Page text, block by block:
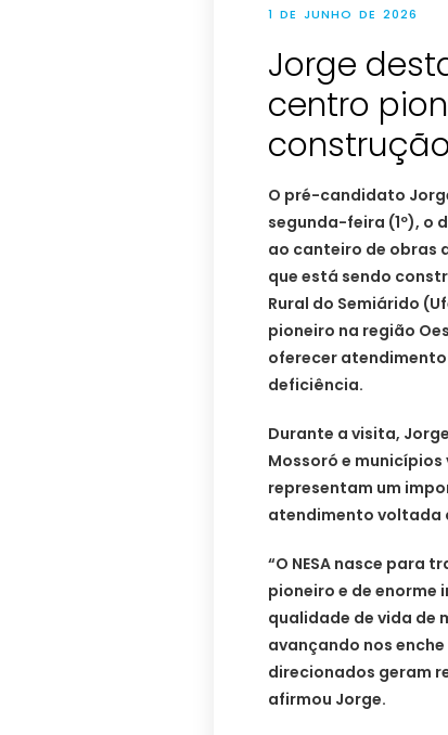
1 DE JUNHO DE 2026
Jorge
centro
O pré-candidato
segunda-feira (1º), o
ao canteiro de obras
que está sendo
Rural do Semiárido
pioneiro na região
oferecer
deficiência.
Durante a visita,
Mossoró e
representam um
atendimento voltada
“O NESA nasce para
pioneiro e de
qualidade de vida de
avançando nos
direcionados geram
afirmou Jorge.